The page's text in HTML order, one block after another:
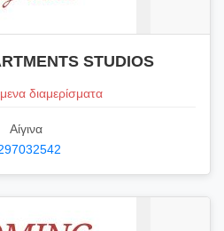
STUDIOS
διαμερίσματα
Αίγινα